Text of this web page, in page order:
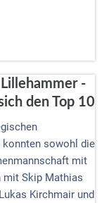
-
den Top 10
konnten sowohl die
mit
mit Skip Mathias
Kirchmair und